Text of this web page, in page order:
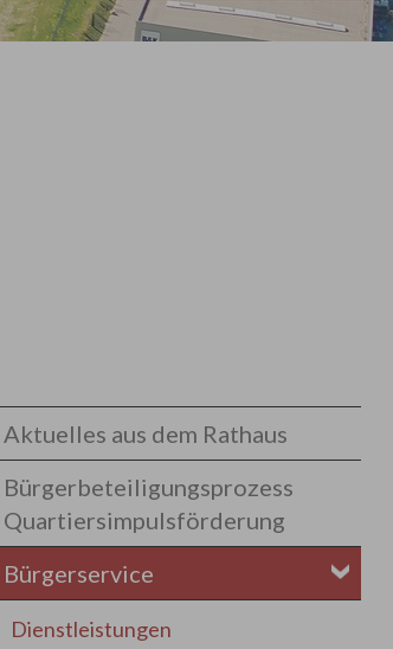
Aktuelles aus dem Rathaus
Bürgerbeteiligungsprozess
Quartiersimpulsförderung
Bürgerservice
Dienstleistungen